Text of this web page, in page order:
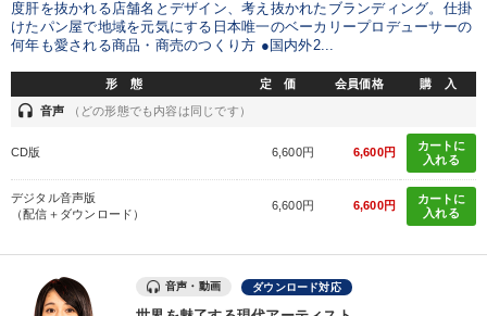
度肝を抜かれる店舗名とデザイン、考え抜かれたブランディング。仕掛
けたパン屋で地域を元気にする日本唯一のベーカリープロデューサーの
何年も愛される商品・商売のつくり方 ●国内外2...
形 態 定 価 会員価格 購 入
headset 音声 （どの形態でも内容は同じです）
CD版 6,600円 6,600円
カートに
入れる
デジタル音声版
（配信＋ダウンロード）
6,600円 6,600円
カートに
入れる
音声・動画 ダウンロード対応